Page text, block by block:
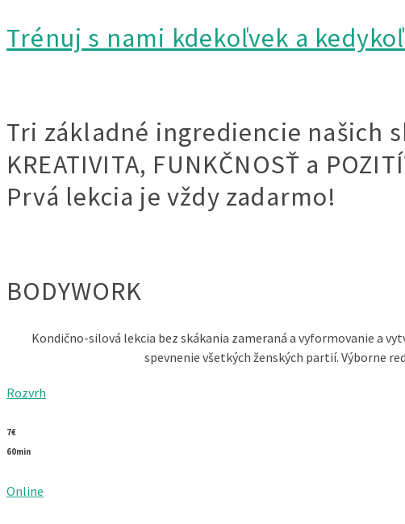
Trénuj s nami kdekoľvek a
Tri základné ingrediencie našich
KREATIVITA, FUNKČNOSŤ a
Prvá lekcia je vždy zadarmo!
BODYWORK
Kondično-silová lekcia bez skákania zameraná a vyformovanie a
spevnenie všetkých ženských partií. Výborne
Rozvrh
7€
60min
Online